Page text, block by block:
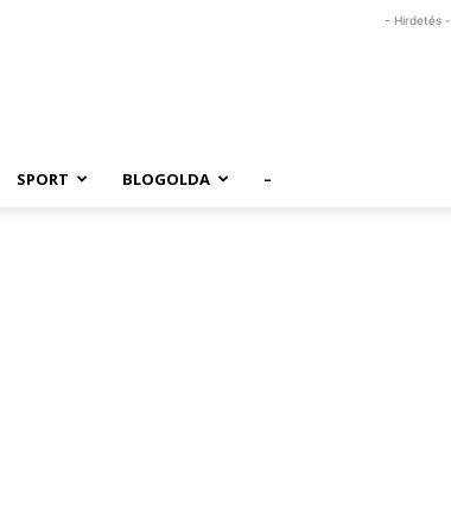
- Hirdetés -
SPORT BLOGOLDA –